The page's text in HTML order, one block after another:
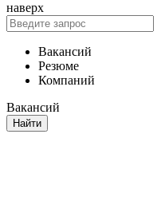
наверх
Вакансий
Резюме
Компаний
Вакансий
Найти